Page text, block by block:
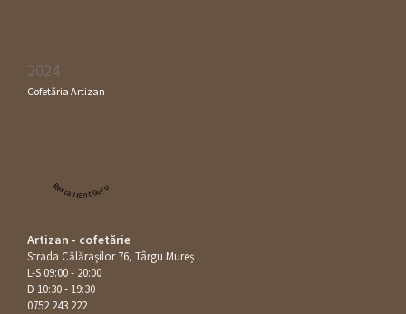
2024
Cofetăria Artizan
Restaurant Guru
Artizan - cofetărie
Strada Călăraşilor 76, Târgu Mureș
L-S 09:00 - 20:00
D 10:30 - 19:30
0752 243 222